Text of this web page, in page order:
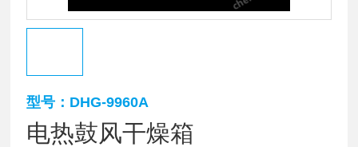
型号：DHG-9960A
电热鼓风干燥箱